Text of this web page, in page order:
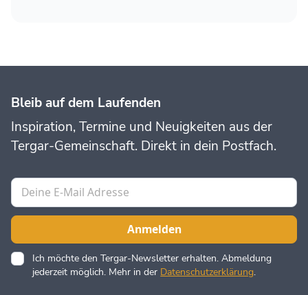
Bleib auf dem Laufenden
Inspiration, Termine und Neuigkeiten aus der
Tergar-Gemeinschaft. Direkt in dein Postfach.
Ich möchte den Tergar-Newsletter erhalten. Abmeldung
jederzeit möglich. Mehr in der Datenschutzerklärung.